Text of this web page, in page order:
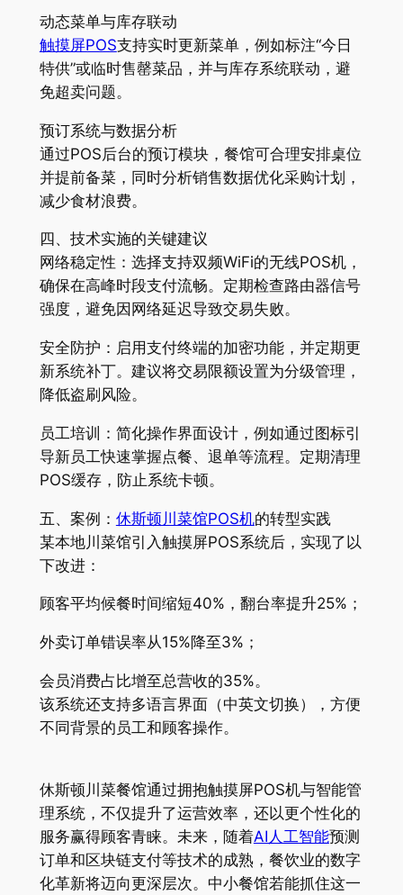
动态菜单与库存联动
触摸屏POS支持实时更新菜单，例如标注“今日
特供”或临时售罄菜品，并与库存系统联动，避
免超卖问题。
预订系统与数据分析
通过POS后台的预订模块，餐馆可合理安排桌位
并提前备菜，同时分析销售数据优化采购计划，
减少食材浪费。
四、技术实施的关键建议
网络稳定性：选择支持双频WiFi的无线POS机，
确保在高峰时段支付流畅。定期检查路由器信号
强度，避免因网络延迟导致交易失败。
安全防护：启用支付终端的加密功能，并定期更
新系统补丁。建议将交易限额设置为分级管理，
降低盗刷风险。
员工培训：简化操作界面设计，例如通过图标引
导新员工快速掌握点餐、退单等流程。定期清理
POS缓存，防止系统卡顿。
五、案例： 休斯顿川菜馆POS机的转型实践
某本地川菜馆引入触摸屏POS系统后，实现了以
下改进：
顾客平均候餐时间缩短40%，翻台率提升25%；
外卖订单错误率从15%降至3%；
会员消费占比增至总营收的35%。
该系统还支持多语言界面（中英文切换），方便
不同背景的员工和顾客操作。
休斯顿川菜餐馆通过拥抱触摸屏POS机与智能管
理系统，不仅提升了运营效率，还以更个性化的
服务赢得顾客青睐。未来，随着AI人工智能预测
订单和区块链支付等技术的成熟，餐饮业的数字
化革新将迈向更深层次。中小餐馆若能抓住这一